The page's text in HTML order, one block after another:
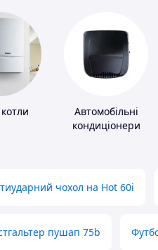
котли
Автомобільні
кондиціонери
чохол на Hot 60i
пушап 75b